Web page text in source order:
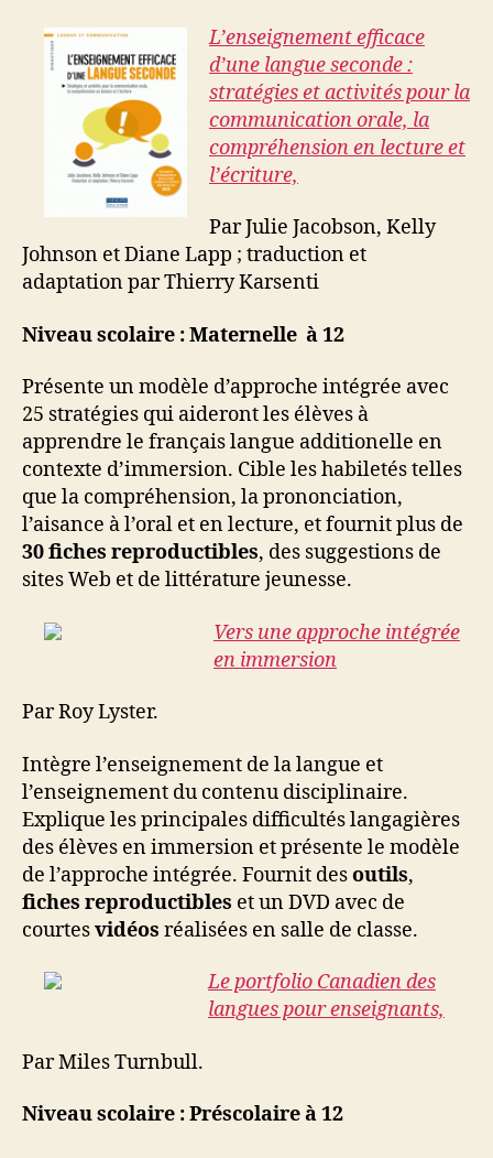
L’enseignement efficace
d’une langue seconde :
stratégies et activités pour la
communication orale, la
compréhension en lecture et
l’écriture,
ParJulie Jacobson, Kelly
Johnson et Diane Lapp ; traduction et
adaptation par Thierry Karsenti
Niveau scolaire : Maternelle à 12
Présente un modèle d’approche intégrée avec
25 stratégies qui aideront les élèves à
apprendre le français langue additionelle en
contexte d’immersion. Cible les habiletés telles
que la compréhension, la prononciation,
l’aisance à l’oral et en lecture, et fournit plus de
30 fiches reproductibles, des suggestions de
sites Web et de littérature jeunesse.
Vers une approche intégrée
en immersion
Par Roy Lyster.
Intègre l’enseignement de la langue et
l’enseignement du contenu disciplinaire.
Explique les principales difficultés langagières
des élèves en immersion et présente le modèle
de l’approche intégrée. Fournit desoutils,
fiches reproductibles et un DVD avec de
courtesvidéos réalisées en salle de classe.
Le portfolio Canadien des
langues pour enseignants,
Par Miles Turnbull.
Niveau scolaire : Préscolaire à 12